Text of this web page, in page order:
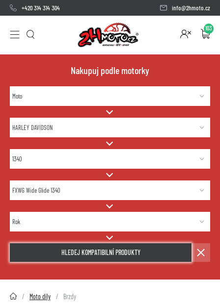
+420 314 314 304 info@2hmoto.cz
103
Nakupuj podle motorky
HLEDEJ KOMPATIBILNÍ PRODUKTY
2HMOTO.cz Moto díly Brzdy